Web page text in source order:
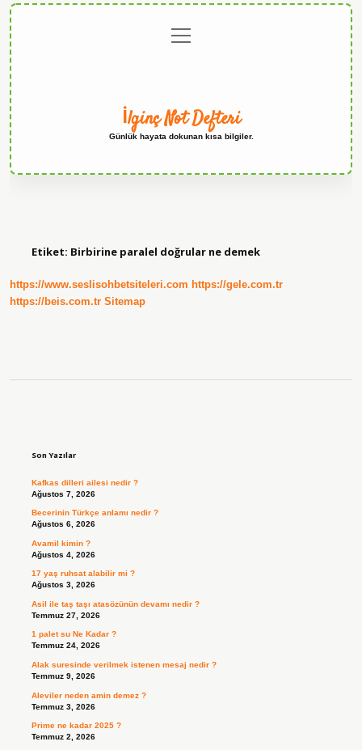
menüyü
aç
İlginç Not Defteri
Günlük hayata dokunan kısa bilgiler.
Etiket: Birbirine paralel doğrular ne demek
https://www.seslisohbetsiteleri.com https://gele.com.tr
https://beis.com.tr Sitemap
Son Yazılar
Kafkas dilleri ailesi nedir ?
Ağustos 7, 2026
Becerinin Türkçe anlamı nedir ?
Ağustos 6, 2026
Avamil kimin ?
Ağustos 4, 2026
17 yaş ruhsat alabilir mi ?
Ağustos 3, 2026
Asil ile taş taşı atasözünün devamı nedir ?
Temmuz 27, 2026
1 palet su Ne Kadar ?
Temmuz 24, 2026
Alak suresinde verilmek istenen mesaj nedir ?
Temmuz 9, 2026
Aleviler neden amin demez ?
Temmuz 3, 2026
Prime ne kadar 2025 ?
Temmuz 2, 2026